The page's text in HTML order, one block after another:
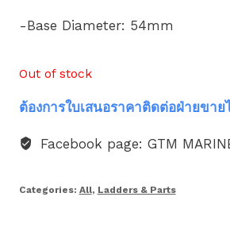
-Base Diameter: 54mm
Out of stock
ต้องการใบเสนอราคาติดต่อฝ่ายขา
Facebook page: GTM
Categories: All, Ladders & Parts